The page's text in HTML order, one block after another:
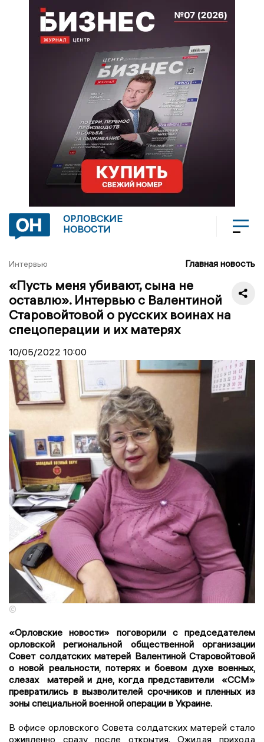
ОРЛОВСКИЕ
НОВОСТИ
Интервью Главная новость
«Пусть меня убивают, сына не
оставлю». Интервью c Валентиной
Старовойтовой о русских воинах на
спецоперации и их матерях
10/05/2022 10:00
©
«Орловские новости» поговорили с председателем
орловской региональной общественной организации
Совет солдатских матерей Валентиной Старовойтовой
о новой реальности, потерях и боевом духе военных,
слезах матерей и дне, когда представители «ССМ»
превратились в вызволителей срочников и пленных из
зоны специальной военной операции в Украине.
В офисе орловского Совета солдатских матерей стало
оживленно сразу после открытия. Ожидая прихода